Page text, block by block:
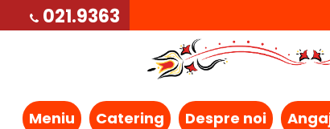
021.9363
Meniu Catering Despre noi